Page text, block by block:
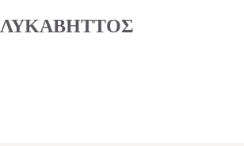
ΛΥΚΑΒΗΤΤΟΣ